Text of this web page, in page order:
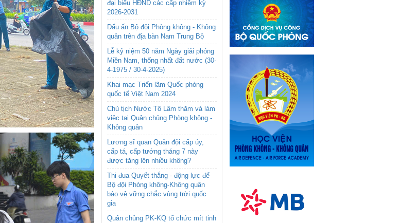
đại biểu HĐND các cấp nhiệm kỳ
2026-2031
Dấu ấn Bộ đội Phòng không - Không
quân trên địa bàn Nam Trung Bộ
Lễ kỷ niệm 50 năm Ngày giải phóng
Miền Nam, thống nhất đất nước (30-
4-1975 / 30-4-2025)
Khai mạc Triển lãm Quốc phòng
quốc tế Việt Nam 2024
Chủ tịch Nước Tô Lâm thăm và làm
việc tại Quân chủng Phòng không -
Không quân
Lương sĩ quan Quân đội cấp úy,
cấp tá, cấp tướng tháng 7 này
được tăng lên nhiều không?
Thi đua Quyết thắng - động lực để
Bộ đội Phòng không-Không quân
bảo vệ vững chắc vùng trời quốc
gia
Quân chủng PK-KQ tổ chức mít tinh